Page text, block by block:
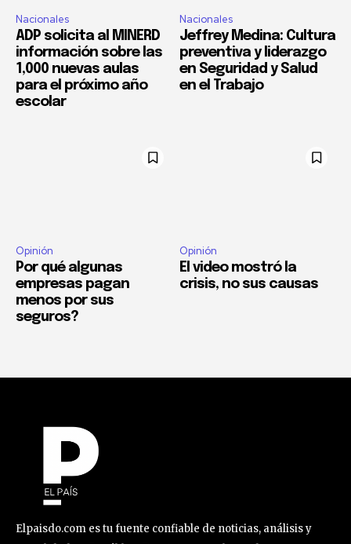
Nacionales
ADP solicita al MINERD
información sobre las
1,000 nuevas aulas
para el próximo año
escolar
Nacionales
Jeffrey Medina: Cultura
preventiva y liderazgo
en Seguridad y Salud
en el Trabajo
Opinión
Por qué algunas
empresas pagan
menos por sus
seguros?
Opinión
El video mostró la
crisis, no sus causas
Elpaisdo.com es tu fuente confiable de noticias, análisis y